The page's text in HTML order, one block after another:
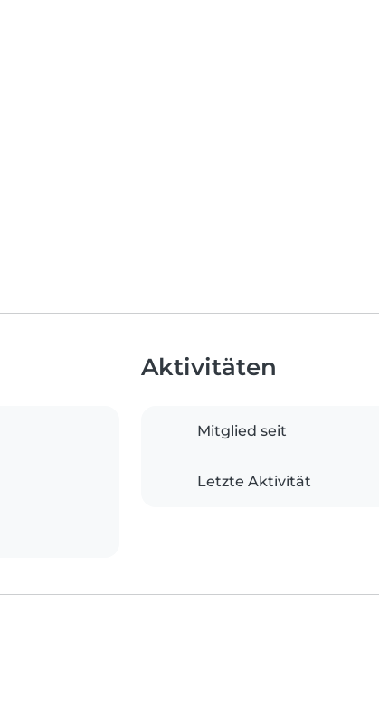
Aktivitäten
Mitglied seit
Letzte Aktivität